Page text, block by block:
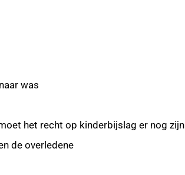
was
het recht op kinderbijslag er nog zijn
de overledene